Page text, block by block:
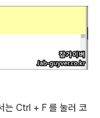
는 Ctrl + F 를 눌러 코